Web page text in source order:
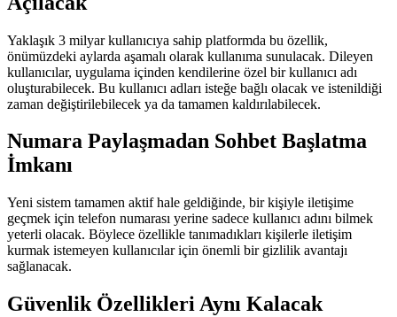
Yaklaşık 3 milyar kullanıcıya sahip platformda bu özellik,
önümüzdeki aylarda aşamalı olarak kullanıma sunulacak. Dileyen
kullanıcılar, uygulama içinden kendilerine özel bir kullanıcı adı
oluşturabilecek. Bu kullanıcı adları isteğe bağlı olacak ve istenildiği
zaman değiştirilebilecek ya da tamamen kaldırılabilecek.
Numara Paylaşmadan Sohbet Başlatma
İmkanı
Yeni sistem tamamen aktif hale geldiğinde, bir kişiyle iletişime
geçmek için telefon numarası yerine sadece kullanıcı adını bilmek
yeterli olacak. Böylece özellikle tanımadıkları kişilerle iletişim
kurmak istemeyen kullanıcılar için önemli bir gizlilik avantajı
sağlanacak.
Güvenlik Özellikleri Aynı Kalacak